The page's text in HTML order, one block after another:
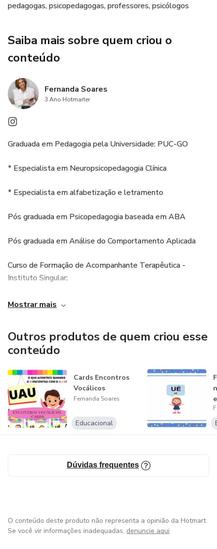
pedagogas, psicopedagogas, professores, psicólogos
Saiba mais sobre quem criou o
conteúdo
Fernanda Soares
3 Ano Hotmarter
Graduada em Pedagogia pela Universidade: PUC-GO
* Especialista em Neuropsicopedagogia Clínica
* Especialista em alfabetização e letramento
Pós graduada em Psicopedagogia baseada em ABA
Pós graduada em Análise do Comportamento Aplicada
Curso de Formação de Acompanhante Terapêutica -
Instituto Singular;
* Curso de Capacitação no Programa PlusHand;
Atuo como terapeuta no processo de Alfabetização e
Mostrar mais
Outros produtos de quem criou esse
conteúdo
Cards Encontros
Vocálicos
Fernanda Soares
Educacional
Dúvidas frequentes
O conteúdo deste produto não representa a opinião da Hotmart.
Se você vir informações inadequadas, denuncie aqui